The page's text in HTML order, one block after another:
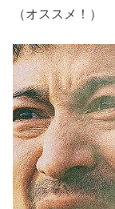
（オススメ！）